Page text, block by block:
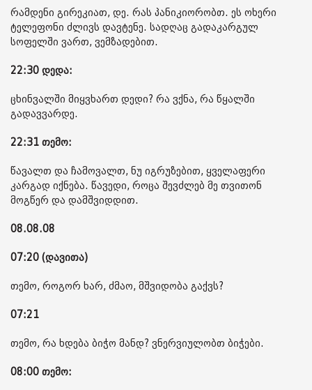
რამდენი გირეკიათ, დე. რას პანიკიორობთ. ეს ოხერი
ტელეფონი ძლივს დავტენე. სადღაც გადაკარგულ
სოფელში ვართ, ვემზადებით.
22:30 დედა:
ცხინვალში მიყვხართ დედი? რა ვქნა, რა წყალში
გადავვარდე.
22:31 თემო:
წავალთ და ჩამოვალთ, ნუ იგრუზებით, ყველაფერი
კარგად იქნება. წავედი, როცა შევძლებ მე თვითონ
მოგწერ და დამშვიდდით.
08.08.08
07:20 (დავითა)
თემო, როგორ ხარ, ძმაო, მშვიდობა გაქვს?
07:21
თემო, რა ხდება ბიჭო მანდ? ვნერვიულობთ ბიჭები.
08:00 თემო: